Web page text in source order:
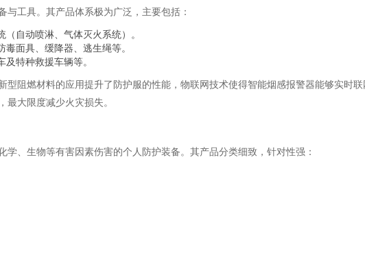
工具。其产品体系极为广泛，主要包括：
自动喷淋、气体灭火系统）。
面具、缓降器、逃生绳等。
特种救援车辆等。
阻燃材料的应用提升了防护服的性能，物联网技术使得智能烟感报警器能够实时
大限度减少火灾损失。
、生物等有害因素伤害的个人防护装备。其产品分类细致，针对性强：